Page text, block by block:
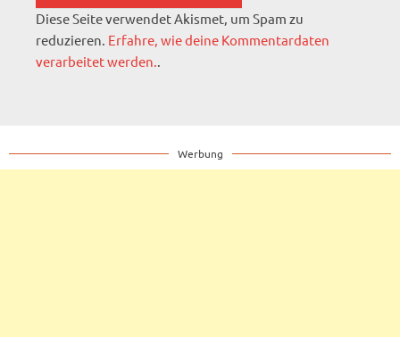
Diese Seite verwendet Akismet, um Spam zu
reduzieren. Erfahre, wie deine Kommentardaten
verarbeitet werden..
Werbung